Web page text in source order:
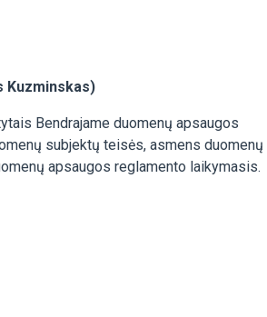
Kuzminskas)
Bendrajame duomenų apsaugos
subjektų teisės, asmens duomenų
apsaugos reglamento laikymasis.